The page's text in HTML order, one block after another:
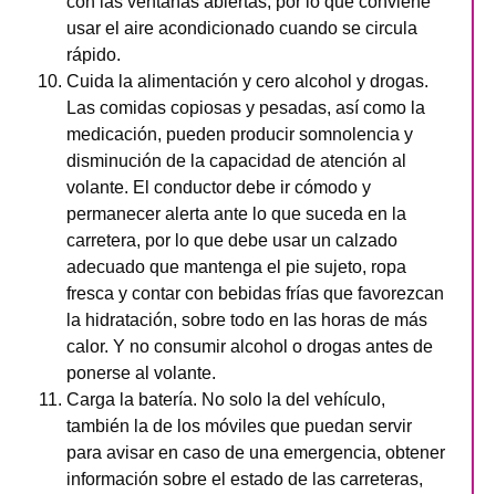
usar el aire acondicionado cuando se circula
rápido.
Cuida la alimentación y cero alcohol y drogas.
Las comidas copiosas y pesadas, así como la
medicación, pueden producir somnolencia y
disminución de la capacidad de atención al
volante. El conductor debe ir cómodo y
permanecer alerta ante lo que suceda en la
carretera, por lo que debe usar un calzado
adecuado que mantenga el pie sujeto, ropa
fresca y contar con bebidas frías que favorezcan
la hidratación, sobre todo en las horas de más
calor. Y no consumir alcohol o drogas antes de
ponerse al volante.
Carga la batería. No solo la del vehículo,
también la de los móviles que puedan servir
para avisar en caso de una emergencia, obtener
información sobre el estado de las carreteras,